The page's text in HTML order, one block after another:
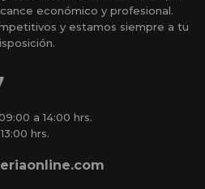
económico y profesional.
y estamos siempre a tu
a 14:00 hrs.
hrs.